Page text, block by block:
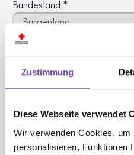
Zustimmung
Diese Webseite verwendet
Wir verwenden Cookies, um
personalisieren, Funktionen
Bundesland *
Im Roten Kreuz bin ich aktiv
Absenden